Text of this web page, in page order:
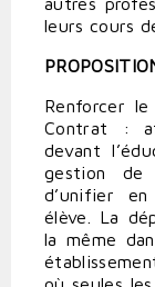
leurs cours
Renforcer
Contrat :
devant
gestion de
d’unifier
élève. La
la même